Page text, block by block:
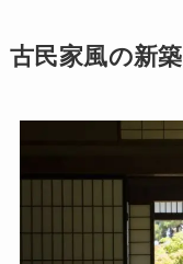
古民家風の新